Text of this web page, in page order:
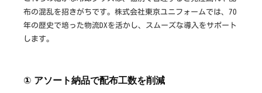
布の混乱を招きがちです。株式会社東京ユニフォームでは、70
年の歴史で培った物流DXを活かし、スムーズな導入をサポート
します。
① アソート納品で配布工数を削減